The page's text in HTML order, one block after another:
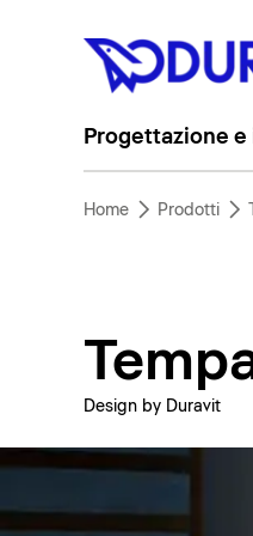
Progettazione
Home Prodotti
Design by Duravit